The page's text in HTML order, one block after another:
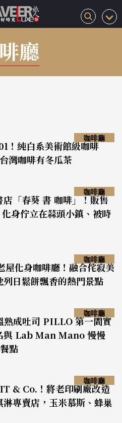
廳
！純白系美術館級咖啡
灣咖啡有冬瓜茶
咖啡廳
「春葵 書 咖啡」！販售
身佇立在蒜頭小鎮、被時
咖啡廳
屋化身咖啡廳！融合侘寂美
日鬆餅飄香的熱門景點
咖啡廳
熟成吐司 PILLO 第一間實
與 Lab Man Mano 慢慢
點
咖啡廳
& Co.！將老印刷廠改造
專賣店，玉米慕斯、蜂巢
咖啡廳